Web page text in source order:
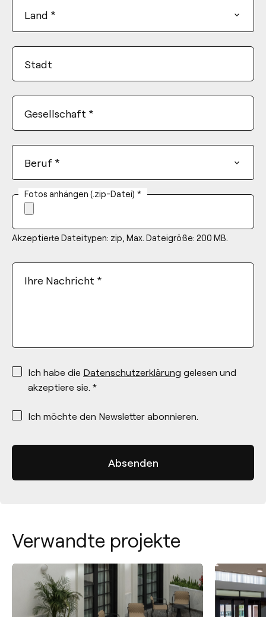
Land *
Stadt
Gesellschaft *
Beruf *
Fotos anhängen (.zip-Datei) *
Akzeptierte Dateitypen: zip, Max. Dateigröße: 200 MB.
Ihre Nachricht *
*
Ich habe die Datenschutzerklärung gelesen und
akzeptiere sie. *
*
Ich möchte den Newsletter abonnieren.
Verwandte projekte